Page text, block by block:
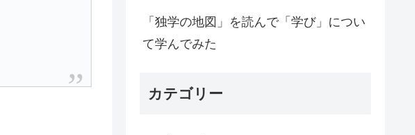
「独学の地図」を読んで「学び」につい
て学んでみた
カテゴリー